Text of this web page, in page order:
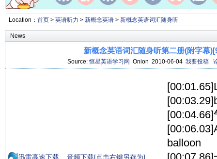
Location： 首页> 英语听力 > 新概念英语> 新概念英语词汇随身听
News
新概念英语词汇随身听第二册(附字幕
Source:恒星英语学习网 Onion 2010-06-04 我要投稿
迅雷高速下载 音频下载[点击右键另存为]
[00:04.66]
balloon